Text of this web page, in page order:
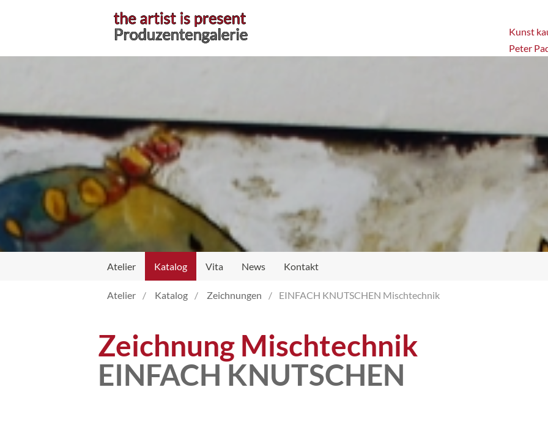
Kunst
Peter
Atelier Katalog Vita News Kontakt
Atelier
Atelier Katalog Zeichnungen EINFACH KNUTSCHEN Mischtechnik
Zeichnung Mischtechnik
EINFACH KNUTSCHEN